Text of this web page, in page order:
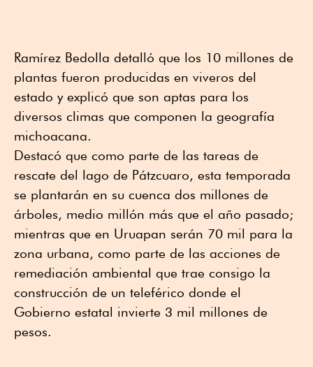
Ramírez Bedolla detalló que los 10 millones de
plantas fueron producidas en viveros del
estado y explicó que son aptas para los
diversos climas que componen la geografía
michoacana.
Destacó que como parte de las tareas de
rescate del lago de Pátzcuaro, esta temporada
se plantarán en su cuenca dos millones de
árboles, medio millón más que el año pasado;
mientras que en Uruapan serán 70 mil para la
zona urbana, como parte de las acciones de
remediación ambiental que trae consigo la
construcción de un teleférico donde el
Gobierno estatal invierte 3 mil millones de
pesos.